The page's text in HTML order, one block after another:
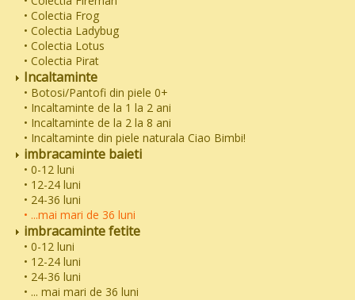
• Colectia Frog
• Colectia Ladybug
• Colectia Lotus
• Colectia Pirat
Incaltaminte
• Botosi/Pantofi din piele 0+
• Incaltaminte de la 1 la 2 ani
• Incaltaminte de la 2 la 8 ani
• Incaltaminte din piele naturala Ciao Bimbi!
imbracaminte baieti
• 0-12 luni
• 12-24 luni
• 24-36 luni
• ...mai mari de 36 luni
imbracaminte fetite
• 0-12 luni
• 12-24 luni
• 24-36 luni
• ... mai mari de 36 luni